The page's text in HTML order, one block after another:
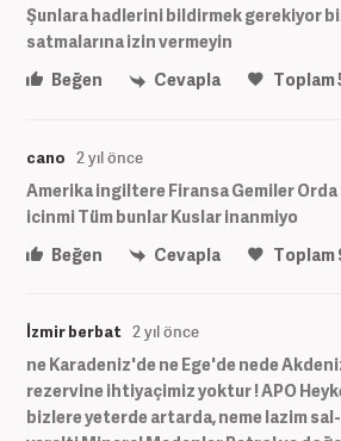
Şunlara hadlerini bildirmek gerekiyor
satmalarına izin vermeyin
Beğen
Cevapla Toplam
cano 2 yıl önce
Amerika ingiltere Firansa Gemiler
icinmi Tüm bunlar Kuslar inanmiyo
Beğen
Cevapla Toplam
İzmir berbat 2 yıl önce
ne Karadeniz'de ne Ege'de nede
rezervine ihtiyaçimiz yoktur ! APO
bizlere yeterde artarda, neme lazim